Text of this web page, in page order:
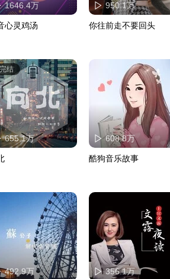
1646.4万
心灵鸡汤
950.1万
你往前走不要回头
完结
655.1万 608.8万
酷狗音乐故事
492.9万 356.1万